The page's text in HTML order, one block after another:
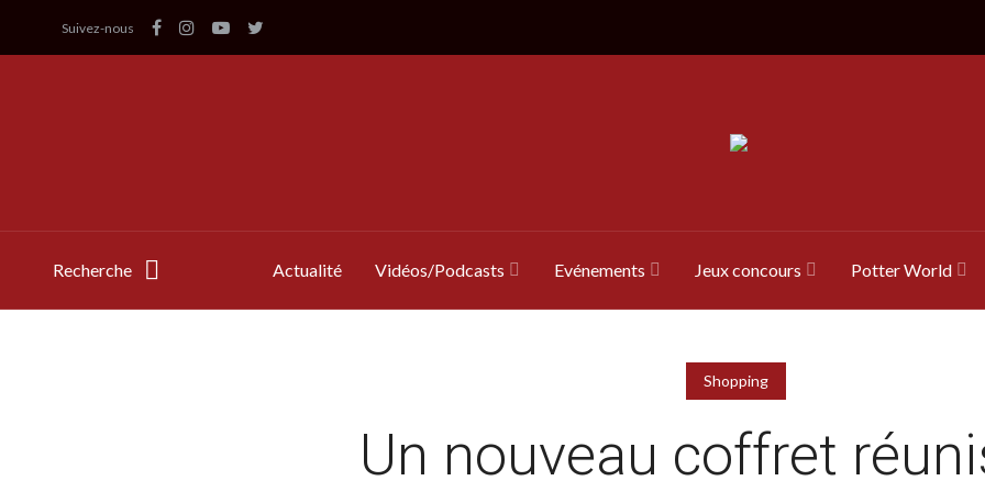
Suivez-nous
Recherche Actualité Vidéos/Podcasts Evénements Jeux concours Potter World
Shopping
Un nouveau coffret